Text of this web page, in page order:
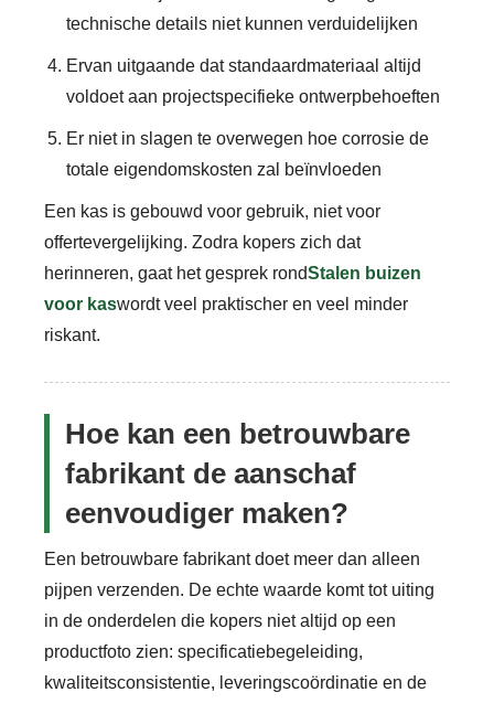
technische details niet kunnen verduidelijken
Ervan uitgaande dat standaardmateriaal altijd
voldoet aan projectspecifieke ontwerpbehoeften
Er niet in slagen te overwegen hoe corrosie de
totale eigendomskosten zal beïnvloeden
Een kas is gebouwd voor gebruik, niet voor
offertevergelijking. Zodra kopers zich dat
herinneren, gaat het gesprek rondStalen buizen
voor kaswordt veel praktischer en veel minder
riskant.
Hoe kan een betrouwbare
fabrikant de aanschaf
eenvoudiger maken?
Een betrouwbare fabrikant doet meer dan alleen
pijpen verzenden. De echte waarde komt tot uiting
in de onderdelen die kopers niet altijd op een
productfoto zien: specificatiebegeleiding,
kwaliteitsconsistentie, leveringscoördinatie en de